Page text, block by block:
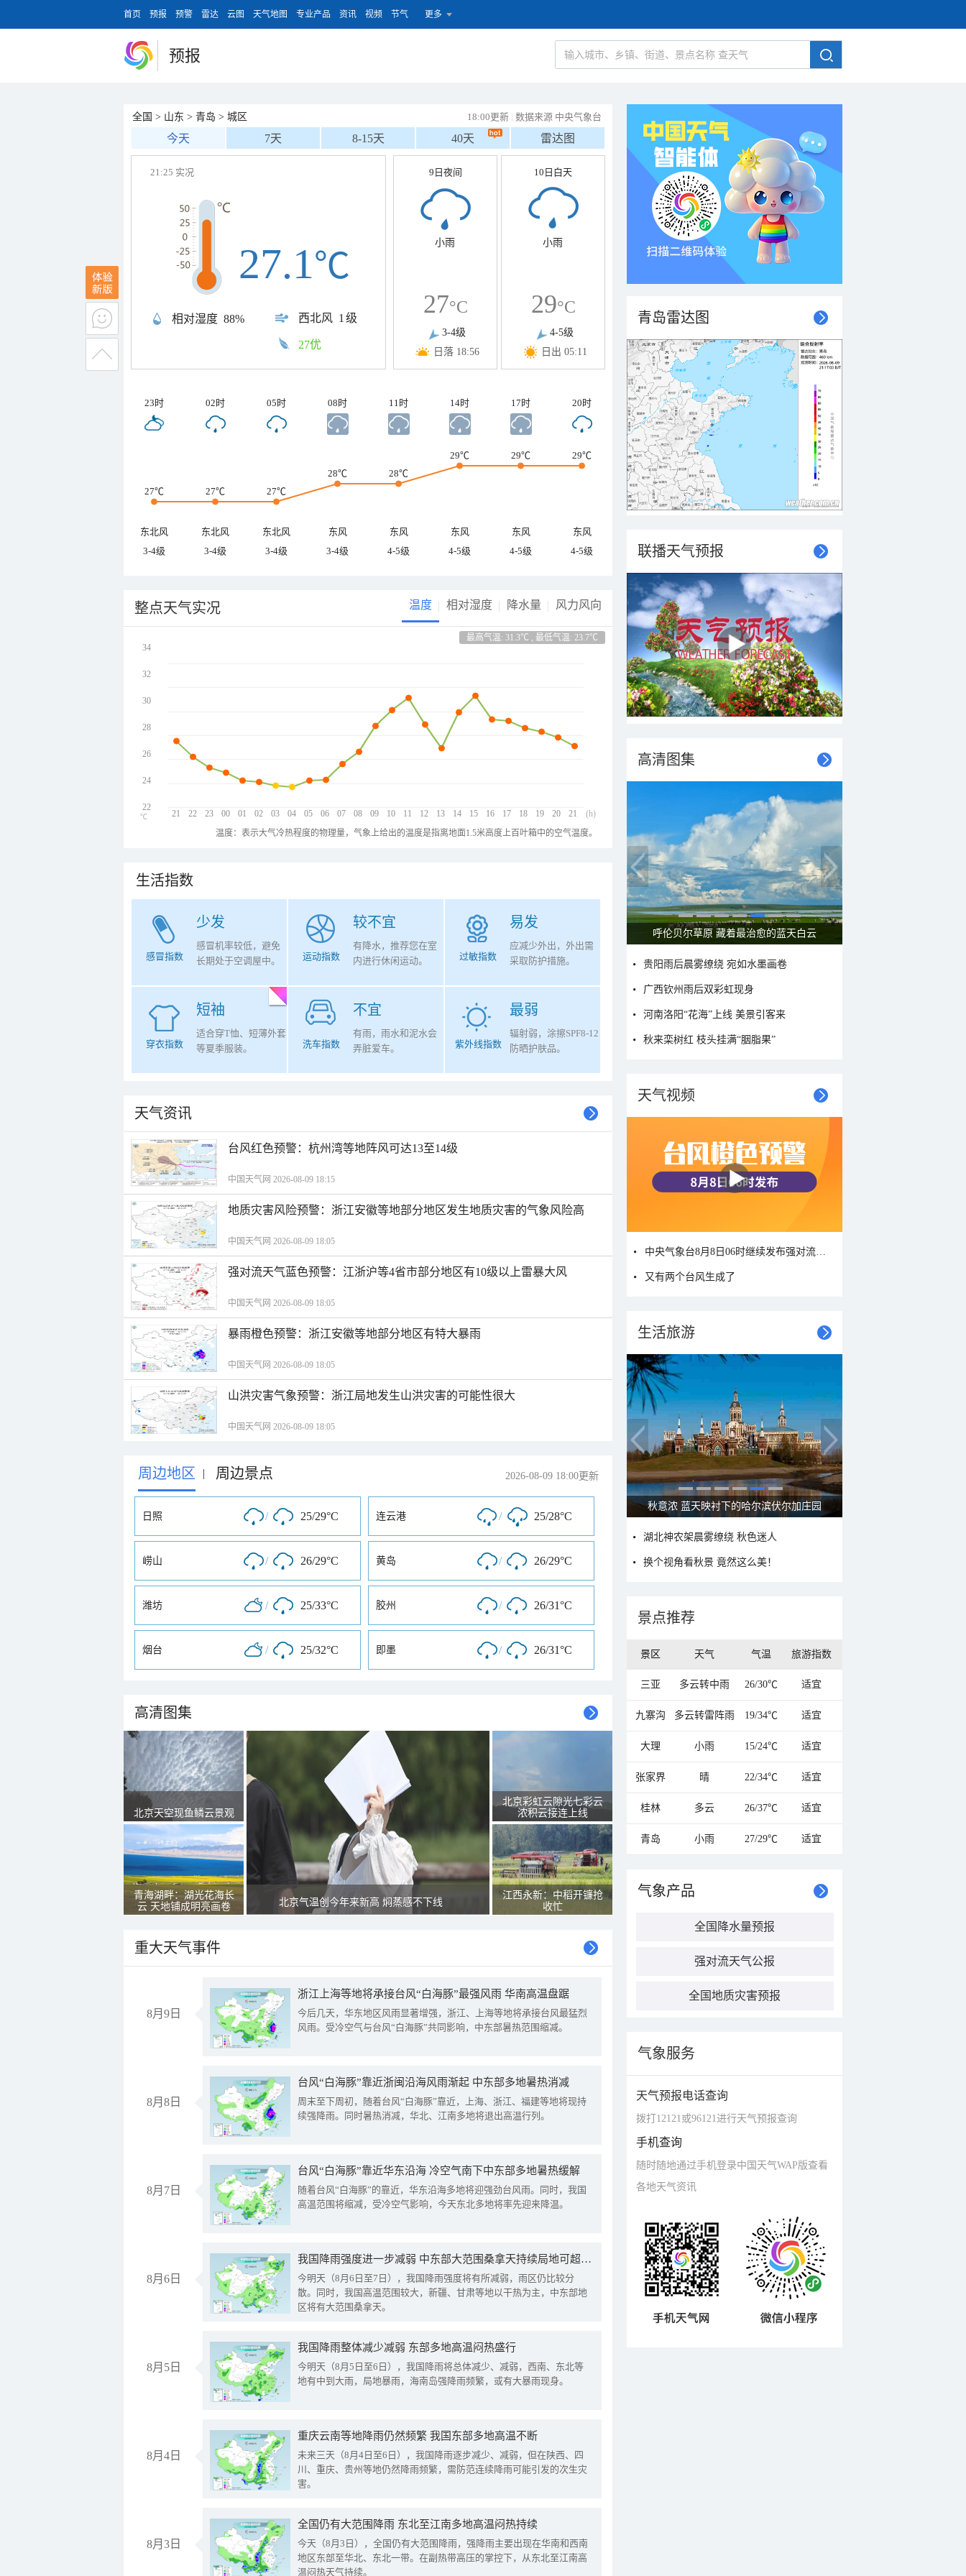
首页 预报 预警 雷达 云图 天气地图 专业产品 资讯 视频 节气 更多
预报
全国 > 山东 > 青岛 > 城区 18:00更新 | 数据来源 中央气象台
今天 7天 8-15天 40天 雷达图
21:25 实况
相对湿度 88% 西北风 1级
27.1℃
27优
9日夜间
小雨
27°C
3-4级
日落 18:56
10日白天
小雨
29°C
4-5级
日出 05:11
23时 02时 05时 08时 11时 14时 17时 20时
27℃ 27℃ 27℃
28℃ 28℃
29℃ 29℃ 29℃
东北风 东北风 东北风 东风 东风 东风 东风
东风
3-4级
3-4级 3-4级 3-4级 4-5级 4-5级 4-5级 4-5级
整点天气实况 温度 相对湿度 降水量 风力风向
最高气温: 31.3℃ , 最低气温: 23.7℃
21 22 23 00 01 02 03 04 05 06 07 08 09 10 11 12 13 14 15 16 17 18 19 20 21
34
32
30
28
26
24
22
(h)
℃
温度：表示大气冷热程度的物理量，气象上给出的温度是指离地面1.5米高度上百叶箱中的空气温度。
生活指数
少发
感冒指数
感冒机率较低，避免
长期处于空调屋中。
较不宜
运动指数
有降水，推荐您在室
内进行休闲运动。
易发
过敏指数
应减少外出，外出需
采取防护措施。
短袖
穿衣指数
适合穿T恤、短薄外套
等夏季服装。
不宜
洗车指数
有雨，雨水和泥水会
弄脏爱车。
最弱
紫外线指数
辐射弱，涂擦SPF8-12
防晒护肤品。
天气资讯
​台风红色预警：杭州湾等地阵风可达13至14级
中国天气网 2026-08-09 18:15
地质灾害风险预警：浙江安徽等地部分地区发生地质灾害的气象风险高
中国天气网 2026-08-09 18:05
强对流天气蓝色预警：江浙沪等4省市部分地区有10级以上雷暴大风
中国天气网 2026-08-09 18:05
暴雨橙色预警：浙江安徽等地部分地区有特大暴雨
中国天气网 2026-08-09 18:05
山洪灾害气象预警：浙江局地发生山洪灾害的可能性很大
中国天气网 2026-08-09 18:05
周边地区 | 周边景点 2026-08-09 18:00更新
日照 / 25/29°C 连云港 / 25/28°C
崂山 / 26/29°C 黄岛 / 26/29°C
潍坊 / 25/33°C 胶州 / 26/31°C
烟台 / 25/32°C 即墨 / 26/31°C
高清图集
北京天空现鱼鳞云景观
青海湖畔：湖光花海长
云 天地铺成明亮画卷
北京气温创今年来新高 焖蒸感不下线
北京彩虹云隙光七彩云
浓积云接连上线
江西永新：中稻开镰抢
收忙
重大天气事件
8月9日
浙江上海等地将承接台风“白海豚”最强风雨 华南高温盘踞
今后几天，华东地区风雨显著增强，浙江、上海等地将承接台风最猛烈
风雨。受冷空气与台风“白海豚”共同影响，中东部暑热范围缩减。
8月8日
台风“白海豚”靠近浙闽沿海风雨渐起 中东部多地暑热消减
周末至下周初，随着台风“白海豚”靠近，上海、浙江、福建等地将现持
续强降雨。同时暑热消减，华北、江南多地将退出高温行列。
8月7日
台风“白海豚”靠近华东沿海 冷空气南下中东部多地暑热缓解
随着台风“白海豚”的靠近，华东沿海多地将迎强劲台风雨。同时，我国
高温范围将缩减，受冷空气影响，今天东北多地将率先迎来降温。
8月6日
我国降雨强度进一步减弱 中东部大范围桑拿天持续局地可超38℃
今明天（8月6日至7日），我国降雨强度将有所减弱，雨区仍比较分
散。同时，我国高温范围较大，新疆、甘肃等地以干热为主，中东部地
区将有大范围桑拿天。
8月5日
我国降雨整体减少减弱 东部多地高温闷热盛行
今明天（8月5日至6日），我国降雨将总体减少、减弱，西南、东北等
地有中到大雨，局地暴雨，海南岛强降雨频繁，或有大暴雨现身。
8月4日
重庆云南等地降雨仍然频繁 我国东部多地高温不断
未来三天（8月4日至6日），我国降雨逐步减少、减弱，但在陕西、四
川、重庆、贵州等地仍然降雨频繁，需防范连续降雨可能引发的次生灾
害。
8月3日
全国仍有大范围降雨 东北至江南多地高温闷热持续
今天（8月3日），全国仍有大范围降雨，强降雨主要出现在华南和西南
地区东部至华北、东北一带。在副热带高压的掌控下，从东北至江南高
温闷热天气持续。
青岛雷达图
联播天气预报
高清图集
呼伦贝尔草原 藏着最治愈的蓝天白云
贵阳雨后晨雾缭绕 宛如水墨画卷
广西钦州雨后双彩虹现身
河南洛阳“花海”上线 美景引客来
秋来栾树红 枝头挂满“胭脂果”
天气视频
又有两个台风生成了
生活旅游
秋意浓 蓝天映衬下的哈尔滨伏尔加庄园
湖北神农架晨雾缭绕 秋色迷人
换个视角看秋景 竟然这么美！
景点推荐
景区 天气 气温 旅游指数
三亚 多云转中雨 26/30℃ 适宜
九寨沟 多云转雷阵雨 19/34℃ 适宜
大理 小雨 15/24℃ 适宜
张家界 晴 22/34℃ 适宜
桂林 多云 26/37℃ 适宜
青岛 小雨 27/29℃ 适宜
气象产品
全国降水量预报
强对流天气公报
全国地质灾害预报
气象服务
天气预报电话查询
拨打12121或96121进行天气预报查询
手机查询
随时随地通过手机登录中国天气WAP版查看
各地天气资讯